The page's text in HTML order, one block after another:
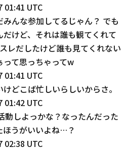
01:41 UTC
んな参加してるじゃん？ でも
けど、それは誰も観てくれて
レだしたけど誰も見てくれない
て思っちゃってw
01:41 UTC
どこば忙しいらしいからさ。
01:42 UTC
しよっかな？なったんだった
ほうがいいよね…？
02:38 UTC